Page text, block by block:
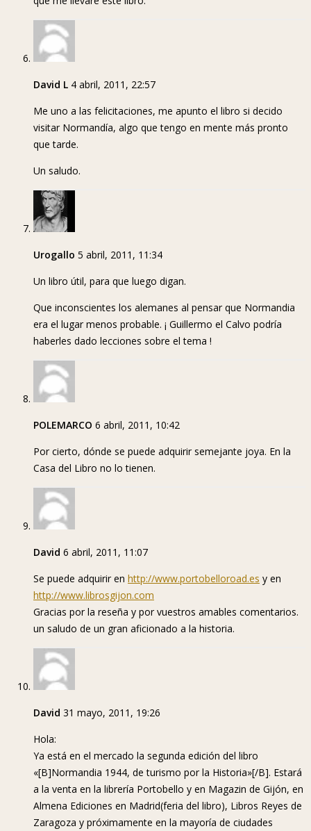
David L 4 abril, 2011, 22:57
Me uno a las felicitaciones, me apunto el libro si decido
visitar Normandía, algo que tengo en mente más pronto
que tarde.
Un saludo.
Urogallo 5 abril, 2011, 11:34
Un libro útil, para que luego digan.
Que inconscientes los alemanes al pensar que Normandia
era el lugar menos probable. ¡ Guillermo el Calvo podría
haberles dado lecciones sobre el tema !
POLEMARCO 6 abril, 2011, 10:42
Por cierto, dónde se puede adquirir semejante joya. En la
Casa del Libro no lo tienen.
David 6 abril, 2011, 11:07
Se puede adquirir en http://www.portobelloroad.es y en
http://www.librosgijon.com
Gracias por la reseña y por vuestros amables comentarios.
un saludo de un gran aficionado a la historia.
David 31 mayo, 2011, 19:26
Hola:
Ya está en el mercado la segunda edición del libro
«[B]Normandia 1944, de turismo por la Historia»[/B]. Estará
a la venta en la librería Portobello y en Magazin de Gijón, en
Almena Ediciones en Madrid(feria del libro), Libros Reyes de
Zaragoza y próximamente en la mayoría de ciudades